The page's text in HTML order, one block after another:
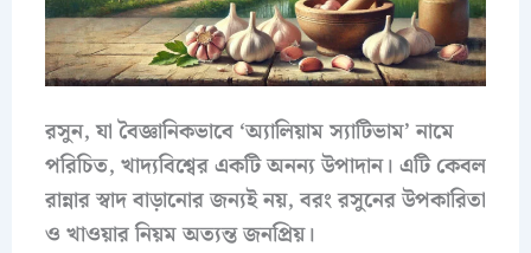
রসুন, যা বৈজ্ঞানিকভাবে ‘অ্যালিয়াম স্যাটিভাম’ নামে
পরিচিত, খাদ্যবিশ্বের একটি অনন্য উপাদান। এটি কেবল
রান্নার স্বাদ বাড়ানোর জন্যই নয়, বরং রসুনের উপকারিতা
ও খাওয়ার নিয়ম অত্যন্ত জনপ্রিয়।